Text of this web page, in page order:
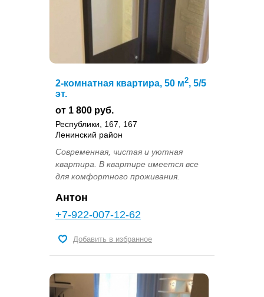
2-комнатная квартира, 50 м2, 5/5
эт.
от 1 800 руб.
Республики, 167, 167
Ленинский район
Современная, чистая и уютная
квартира. В квартире имеется все
для комфортного проживания.
Антон
+7-922-007-12-62
Добавить в избранное